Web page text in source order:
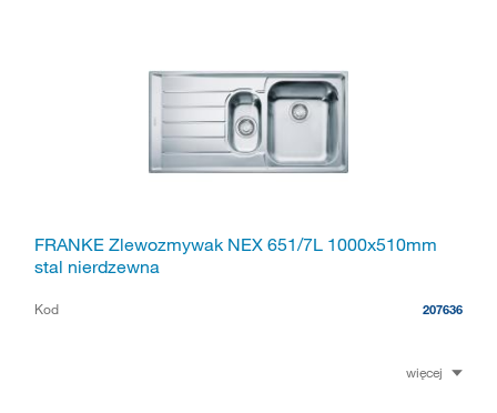
FRANKE Zlewozmywak NEX 651/7L 1000x510mm
stal nierdzewna
Kod 207636
więcej